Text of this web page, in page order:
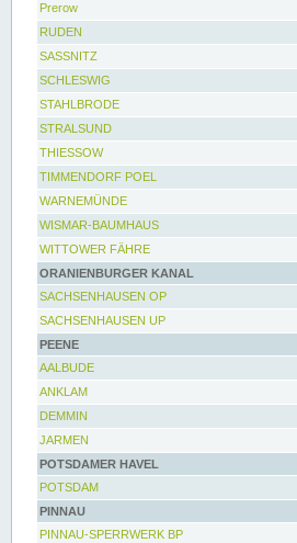
Prerow
RUDEN
SASSNITZ
SCHLESWIG
STAHLBRODE
STRALSUND
THIESSOW
TIMMENDORF POEL
WARNEMÜNDE
WISMAR-BAUMHAUS
WITTOWER FÄHRE
ORANIENBURGER KANAL
SACHSENHAUSEN OP
SACHSENHAUSEN UP
PEENE
AALBUDE
ANKLAM
DEMMIN
JARMEN
POTSDAMER HAVEL
POTSDAM
PINNAU
PINNAU-SPERRWERK BP